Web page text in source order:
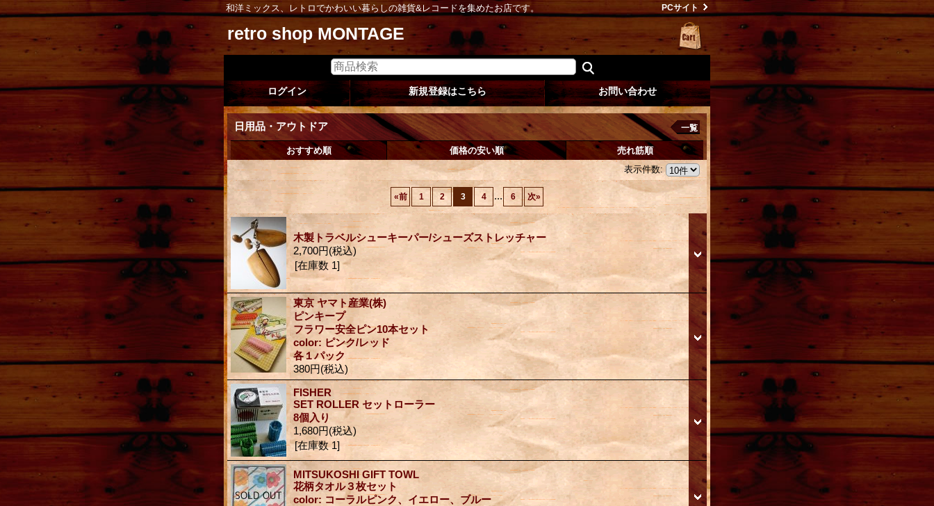
和洋ミックス、レトロでかわいい暮らしの雑貨&レコードを集めたお店です。 PCサイト
retro shop MONTAGE
ログイン 新規登録はこちら お問い合わせ
日用品・アウトドア 一覧
おすすめ順 価格の安い順
売れ筋順
表示件数:
«前 1 2 3 4 ... 6 次»
木製トラベルシューキーパー/シューズストレッチャー
2,700円(税込)
[在庫数 1]
東京 ヤマト産業(株)
ピンキープ
フラワー安全ピン10本セット
color: ピンク/レッド
各１パック
380円(税込)
FISHER
SET ROLLER セットローラー
8個入り
1,680円(税込)
[在庫数 1]
MITSUKOSHI GIFT TOWL
花柄タオル３枚セット
color: コーラルピンク、イエロー、ブルー